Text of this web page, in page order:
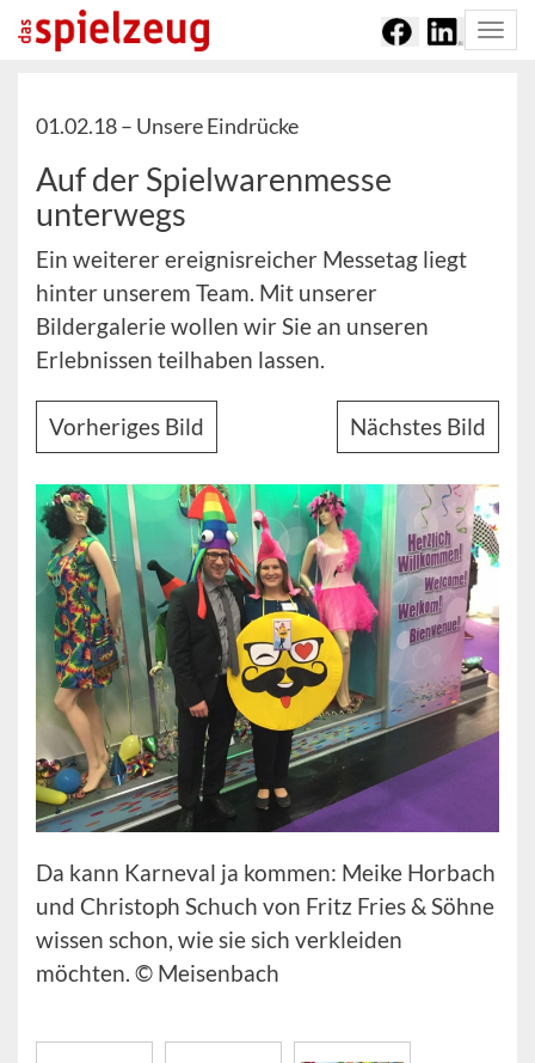
01.02.18 – Unsere Eindrücke
Auf der Spielwarenmesse
unterwegs
Ein weiterer ereignisreicher Messetag liegt
hinter unserem Team. Mit unserer
Bildergalerie wollen wir Sie an unseren
Erlebnissen teilhaben lassen.
Vorheriges Bild Nächstes Bild
Da kann Karneval ja kommen: Meike Horbach
und Christoph Schuch von Fritz Fries & Söhne
wissen schon, wie sie sich verkleiden
möchten. © Meisenbach